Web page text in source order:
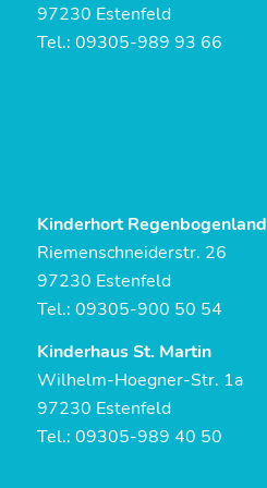
97230 Estenfeld
Tel.: 09305-989 93 66
Kinderhort Regenbogenland
Riemenschneiderstr. 26
97230 Estenfeld
Tel.: 09305-900 50 54
Kinderhaus St. Martin
Wilhelm-Hoegner-Str. 1a
97230 Estenfeld
Tel.: 09305-989 40 50